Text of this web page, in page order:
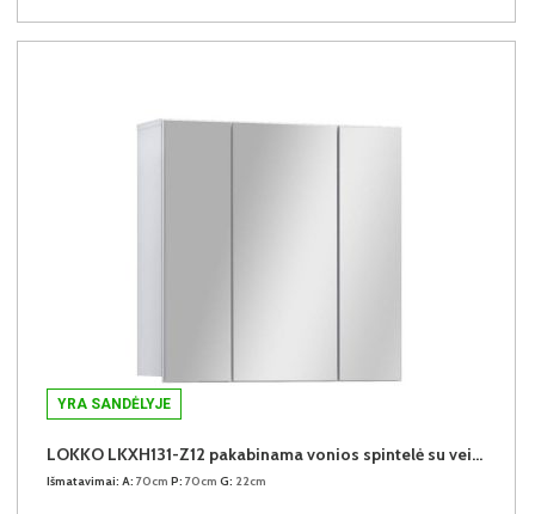
YRA SANDĖLYJE
LOKKO LKXH131-Z12 pakabinama vonios spintelė su veidrodžiu
Išmatavimai: A: 70cm P: 70cm G: 22cm